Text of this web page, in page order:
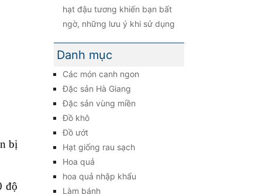
bị
độ
hạt đậu tương khiến bạn bất
ngờ, những lưu ý khi sử dụng
Danh mục
Các món canh ngon
Đặc sản Hà Giang
Đặc sản vùng miền
Đồ khô
Đồ ướt
Hạt giống rau sạch
Hoa quả
hoa quả nhập khẩu
Làm bánh